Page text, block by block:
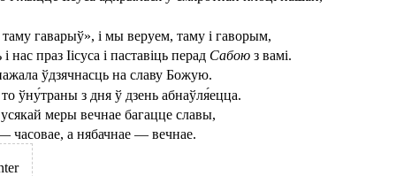
гаварыў», і мы веруем, таму і гаворым,
праз Іісуса і паставіць перад Сабою з вамі.
ўдзячнасць на славу Божую.
ўну́траны з дня ў дзень абнаўля́ецца.
меры вечнае багацце славы,
часовае, а нябачнае — вечнае.